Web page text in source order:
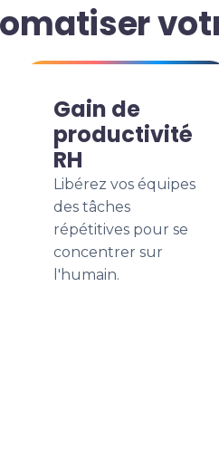
Gain de
productivité
RH
Libérez vos équipes
des tâches
répétitives pour se
concentrer sur
l'humain.